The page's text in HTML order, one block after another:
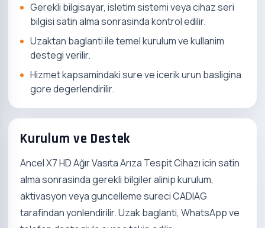
Gerekli bilgisayar, isletim sistemi veya cihaz seri
bilgisi satin alma sonrasinda kontrol edilir.
Uzaktan baglanti ile temel kurulum ve kullanim
destegi verilir.
Hizmet kapsamindaki sure ve icerik urun basligina
gore degerlendirilir.
Kurulum ve Destek
Ancel X7 HD Ağır Vasıta Arıza Tespit Cihazı icin satin
alma sonrasinda gerekli bilgiler alinip kurulum,
aktivasyon veya guncelleme sureci CADIAG
tarafindan yonlendirilir. Uzak baglanti, WhatsApp ve